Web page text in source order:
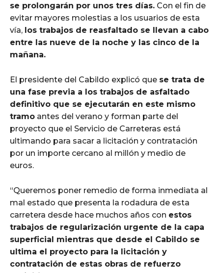
se prolongarán por unos tres días. Con el fin de
evitar mayores molestias a los usuarios de esta
vía, los trabajos de reasfaltado se llevan a cabo
entre las nueve de la noche y las cinco de la
mañana.
El presidente del Cabildo explicó que se trata de
una fase previa a los trabajos de asfaltado
definitivo que se ejecutarán en este mismo
tramo antes del verano y forman parte del
proyecto que el Servicio de Carreteras está
ultimando para sacar a licitación y contratación
por un importe cercano al millón y medio de
euros.
“Queremos poner remedio de forma inmediata al
mal estado que presenta la rodadura de esta
carretera desde hace muchos años con estos
trabajos de regularización urgente de la capa
superficial mientras que desde el Cabildo se
ultima el proyecto para la licitación y
contratación de estas obras de refuerzo